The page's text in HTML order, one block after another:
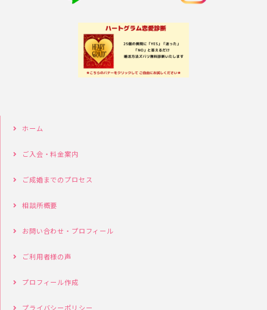
ホーム
ご入会・料金案内
ご成婚までのプロセス
相談所概要
お問い合わせ・プロフィール
ご利用者様の声
プロフィール作成
プライバシーポリシー